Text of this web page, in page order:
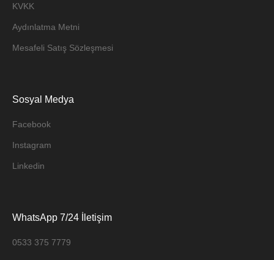
KVKK
Aydınlatma Metni
Mesafeli Satış Sözleşmesi
Sosyal Medya
Facebook
Instagram
Linkedin
WhatsApp 7/24 İletişim
0533 375 7779